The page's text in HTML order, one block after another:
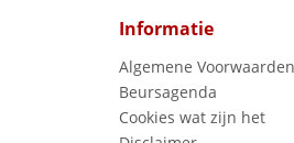
Informatie
Algemene Voorwaarden
Beursagenda
Cookies wat zijn het